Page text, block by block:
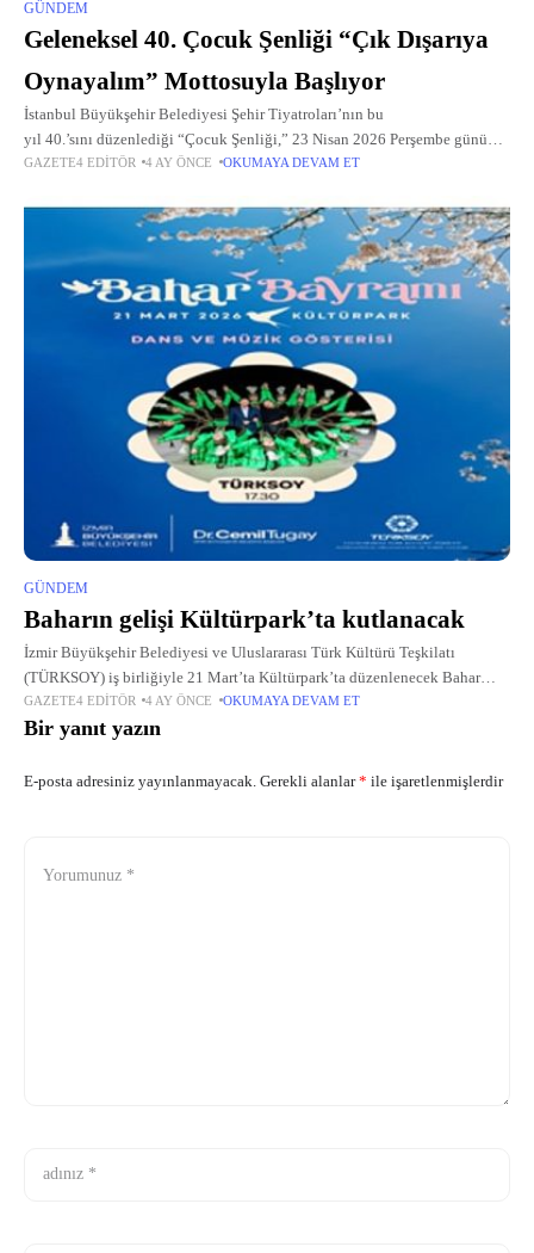
GÜNDEM
Geleneksel 40. Çocuk Şenliği “Çık Dışarıya
Oynayalım” Mottosuyla Başlıyor
İstanbul Büyükşehir Belediyesi Şehir Tiyatroları’nın bu
yıl 40.’sını düzenlediği “Çocuk Şenliği,” 23 Nisan 2026 Perşembe günü
13.00’te sahnelerimizde oynanacak çocuk oyunlarıyla başlıyor.
GAZETE4 EDITÖR 4 AY ÖNCE OKUMAYA DEVAM ET
GÜNDEM
Baharın gelişi Kültürpark’ta kutlanacak
İzmir Büyükşehir Belediyesi ve Uluslararası Türk Kültürü Teşkilatı
(TÜRKSOY) iş birliğiyle 21 Mart’ta Kültürpark’ta düzenlenecek Bahar
Bayramı; konserlerden atölyelere, dans gösterilerinden gastronomiye
uzanan zengin programıyla İzmirlilere renkli ve coşkulu bir...
GAZETE4 EDITÖR 4 AY ÖNCE OKUMAYA DEVAM ET
Bir yanıt yazın
E-posta adresiniz yayınlanmayacak. Gerekli alanlar* ile işaretlenmişlerdir